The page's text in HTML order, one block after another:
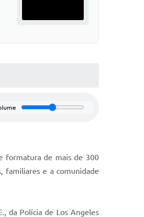
formatura de mais de 300
familiares e a comunidade
da Polícia de Los Angeles